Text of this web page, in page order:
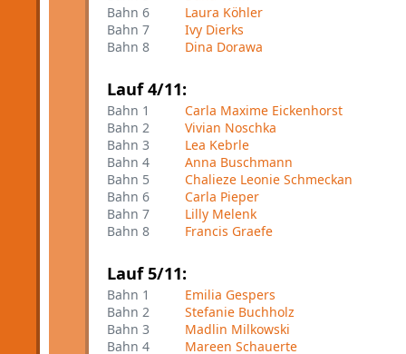
Bahn 6
Laura Köhler
Bahn 7
Ivy Dierks
Bahn 8
Dina Dorawa
Lauf 4/11:
Bahn 1
Carla Maxime Eickenhorst
Bahn 2
Vivian Noschka
Bahn 3
Lea Kebrle
Bahn 4
Anna Buschmann
Bahn 5
Chalieze Leonie Schmeckan
Bahn 6
Carla Pieper
Bahn 7
Lilly Melenk
Bahn 8
Francis Graefe
Lauf 5/11:
Bahn 1
Emilia Gespers
Bahn 2
Stefanie Buchholz
Bahn 3
Madlin Milkowski
Bahn 4
Mareen Schauerte